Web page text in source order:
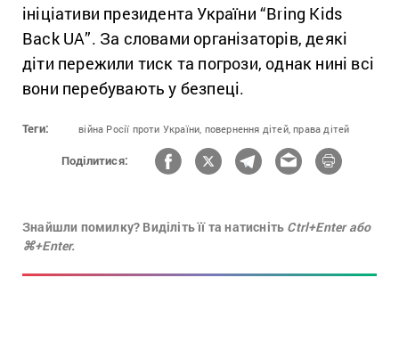
ініціативи президента України “Bring Kids
Back UA”. За словами організаторів, деякі
діти пережили тиск та погрози, однак нині всі
вони перебувають у безпеці.
Теги: війна Росії проти України, повернення дітей, права дітей
Поділитися:
Знайшли помилку? Виділіть її та натисніть Ctrl+Enter або
⌘+Enter.